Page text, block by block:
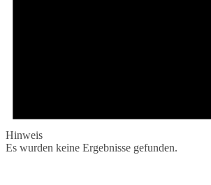
Hinweis
Es wurden keine Ergebnisse gefunden.